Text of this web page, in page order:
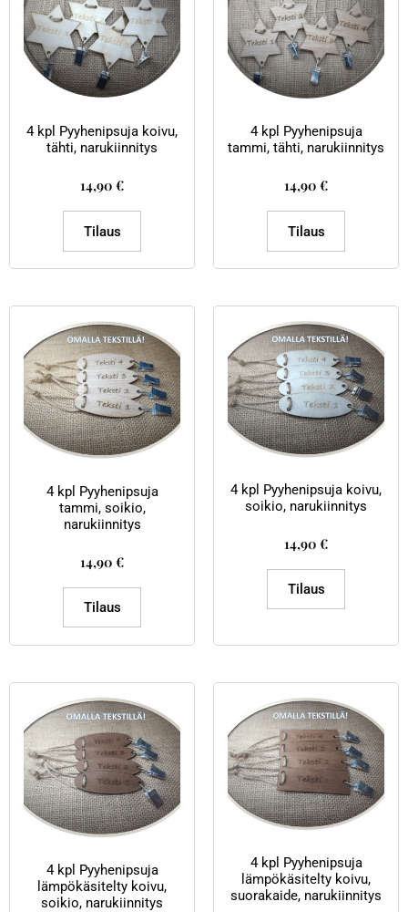
4 kpl Pyyhenipsuja koivu,
tähti, narukiinnitys
14,90 €
Tilaus
4 kpl Pyyhenipsuja
tammi, tähti, narukiinnitys
14,90 €
Tilaus
4 kpl Pyyhenipsuja
tammi, soikio,
narukiinnitys
14,90 €
Tilaus
4 kpl Pyyhenipsuja koivu,
soikio, narukiinnitys
14,90 €
Tilaus
4 kpl Pyyhenipsuja
lämpökäsitelty koivu,
soikio, narukiinnitys
4 kpl Pyyhenipsuja
lämpökäsitelty koivu,
suorakaide, narukiinnitys